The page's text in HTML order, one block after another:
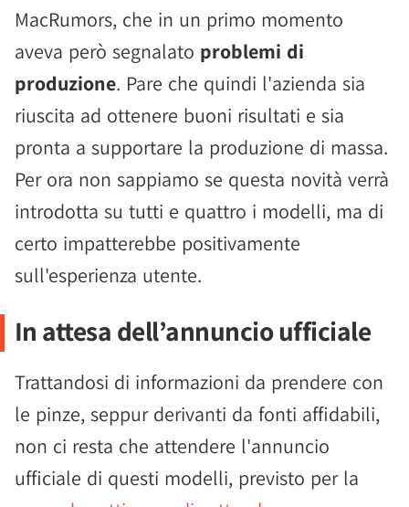
MacRumors, che in un primo momento
aveva però segnalato problemi di
produzione. Pare che quindi l'azienda sia
riuscita ad ottenere buoni risultati e sia
pronta a supportare la produzione di massa.
Per ora non sappiamo se questa novità verrà
introdotta su tutti e quattro i modelli, ma di
certo impatterebbe positivamente
sull'esperienza utente.
In attesa dell’annuncio ufficiale
Trattandosi di informazioni da prendere con
le pinze, seppur derivanti da fonti affidabili,
non ci resta che attendere l'annuncio
ufficiale di questi modelli, previsto per la